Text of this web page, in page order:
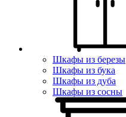
Шкафы из березы
Шкафы из бука
Шкафы из дуба
Шкафы из сосны